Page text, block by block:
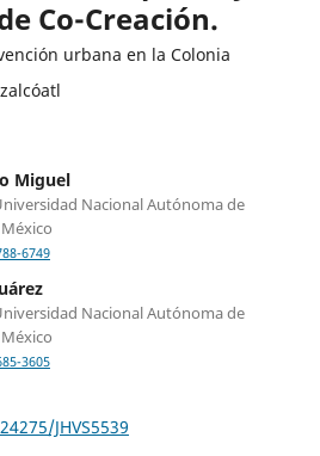
Co-Creación.
urbana en la Colonia
Miguel
Nacional Autónoma de
6749
Nacional Autónoma de
3605
JHVS5539